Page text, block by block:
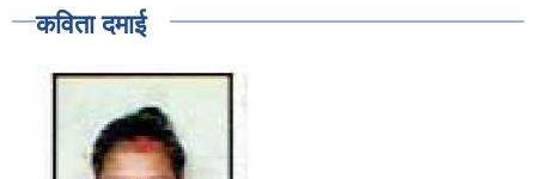
कविता दमाई